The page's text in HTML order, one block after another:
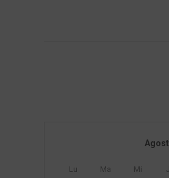
Lu Ma Mi